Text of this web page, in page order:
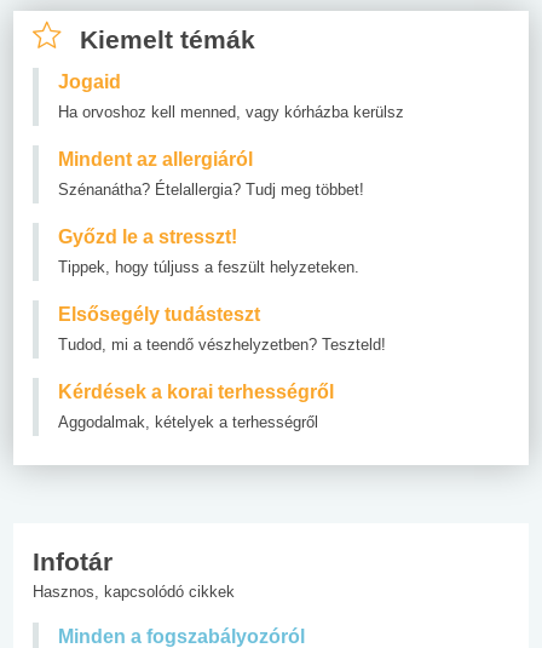
Kiemelt témák
Jogaid
Ha orvoshoz kell menned, vagy kórházba kerülsz
Mindent az allergiáról
Szénanátha? Ételallergia? Tudj meg többet!
Győzd le a stresszt!
Tippek, hogy túljuss a feszült helyzeteken.
Elsősegély tudásteszt
Tudod, mi a teendő vészhelyzetben? Teszteld!
Kérdések a korai terhességről
Aggodalmak, kételyek a terhességről
Infotár
Hasznos, kapcsolódó cikkek
Minden a fogszabályozóról